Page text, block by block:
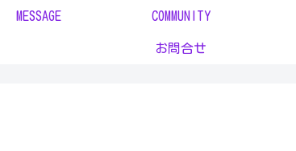
MESSAGE COMMUNITY
お問合せ